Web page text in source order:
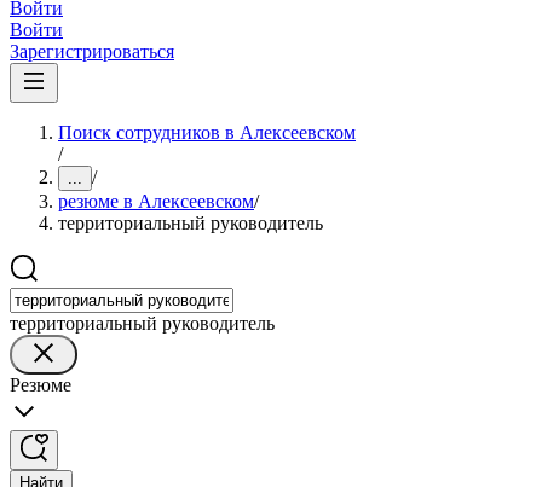
Войти
Войти
Зарегистрироваться
Поиск сотрудников в Алексеевском
/
... /
резюме в Алексеевском/
территориальный руководитель
территориальный руководитель
Резюме
Найти